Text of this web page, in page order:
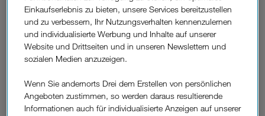
Tarifleben lang 20 Prozent auf die monatliche Grundgebühr.
Zusätzlich erhöht Drei im Aktionszeitraum bis 22. Februar
das Datenvolumen um 20 GB Daten monatlich für
Österreich und die EU und ermäßigt die Aktivierungsgebühr
erhalten diese Vorteile bis 22. Februar mit dem Aktionscode
Minus 20% auf die Grundgebühr und 20 GB monatlich
Einkaufserlebnis zu bieten, unsere Services bereitzustellen
und zu verbessern, Ihr Nutzungsverhalten kennenzulernen
und individualisierte Werbung und Inhalte auf unserer
Website und Drittseiten und in unseren Newslettern und
sozialen Medien anzuzeigen.
Wenn Sie andernorts Drei dem Erstellen von persönlichen
Angeboten zustimmen, so werden daraus resultierende
Informationen auch für individualisierte Anzeigen auf unserer